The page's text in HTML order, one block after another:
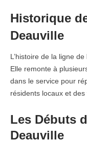
Historique
Deauville
L’histoire de la ligne
Elle remonte à
dans le service pour
résidents locaux et des
Les Débuts
Deauville